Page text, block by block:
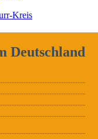
Kreis
Deutschland